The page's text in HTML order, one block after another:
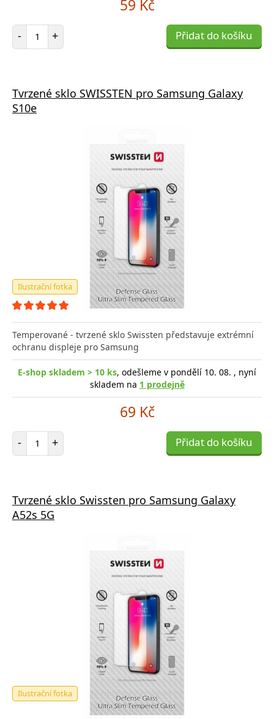
59 Kč
- Počet položek
+ Přidat do košíku
Tvrzené sklo SWISSTEN pro Samsung Galaxy
S10e
Ilustrační fotka
Temperované - tvrzené sklo Swissten představuje extrémní
ochranu displeje pro Samsung
E-shop skladem > 10 ks, odešleme v pondělí 10. 08. , nyní
skladem na 1 prodejně
69 Kč
- Počet položek
+ Přidat do košíku
Tvrzené sklo Swissten pro Samsung Galaxy
A52s 5G
Ilustrační fotka